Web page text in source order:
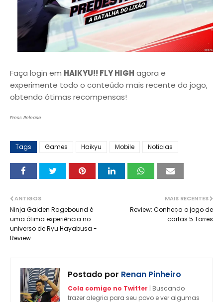
Faça login em HAIKYU!! FLY HIGH agora e
experimente todo o conteúdo mais recente do jogo,
obtendo ótimas recompensas!
Press Release
Tags Games Haikyu Mobile Noticias
MAIS RECENTES
Review: Conheça o jogo de
cartas 5 Torres
ANTIGOS
Ninja Gaiden Ragebound é
uma ótima experiência no
universo de Ryu Hayabusa -
Review
Postado por Renan Pinheiro
Cola comigo no Twitter | Buscando
trazer alegria para seu povo e ver algumas